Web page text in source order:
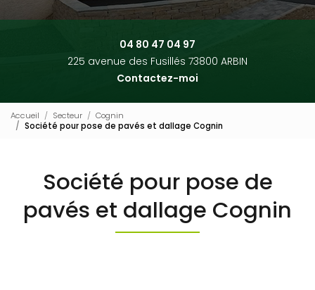
04 80 47 04 97
225 avenue des Fusillés 73800 ARBIN
Contactez-moi
Accueil Secteur
Cognin
Société pour pose de pavés et dallage Cognin
Société pour pose de
pavés et dallage Cognin